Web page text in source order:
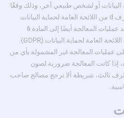
البيانات أو لشخص طبيعي آخر، وذلك وفقًا
للمادة 6 الفقرة 1 الجملة 1 الحرف d من اللائحة العامة لحماية البيانات
(GDPR). وأخيرًا، يمكن أن تستند عمليات المعالجة أيضًا إلى المادة 6
الفقرة 1 الجملة 1 الحرف f من اللائحة العامة لحماية البيانات (GDPR).
عمليات المعالجة غير المشمولة بأي من
إذا كانت المعالجة ضرورية لصون
ثالث، شريطة ألا ترجح مصالح صاحب